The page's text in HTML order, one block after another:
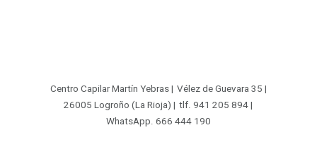
Centro Capilar Martín Yebras | Vélez de Guevara 35 |
26005 Logroño (La Rioja) | tlf. 941 205 894 |
WhatsApp. 666 444 190